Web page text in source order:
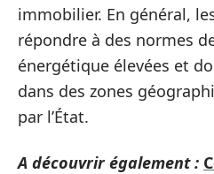
immobilier. En général,
répondre à des normes
énergétique élevées et
dans des zones
par l’État.
A découvrir également :